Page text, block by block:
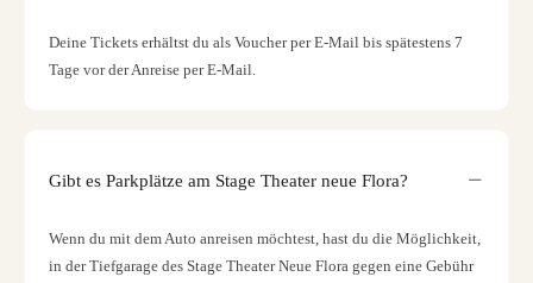
Deine Tickets erhältst du als Voucher per E-Mail bis spätestens 7
Tage vor der Anreise per E-Mail.
Gibt es Parkplätze am Stage Theater neue Flora?
Wenn du mit dem Auto anreisen möchtest, hast du die Möglichkeit,
in der Tiefgarage des Stage Theater Neue Flora gegen eine Gebühr